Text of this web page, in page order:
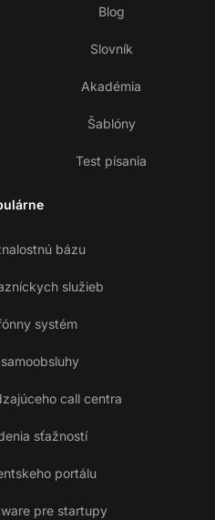
Blog
Slovník
Akadémia
Šablóny
Test písania
bázu
služieb
systém
call centra
sťažností
portálu
pre startupy